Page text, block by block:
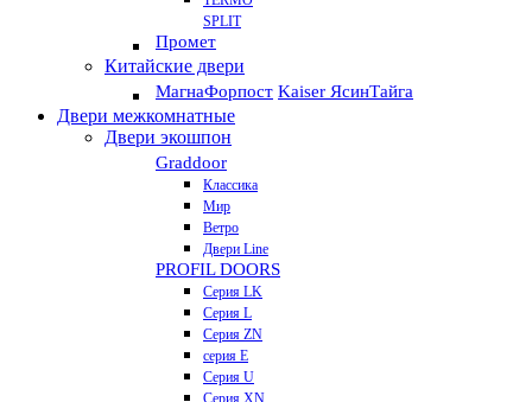
SPLIT
Промет
Китайские двери
МагнаФорпост Kaiser ЯсинТайга
Двери межкомнатные
Двери экошпон
Graddoor
Классика
Мир
Ветро
Двери Line
PROFIL DOORS
Серия LK
Серия L
Серия ZN
серия E
Серия U
Серия XN